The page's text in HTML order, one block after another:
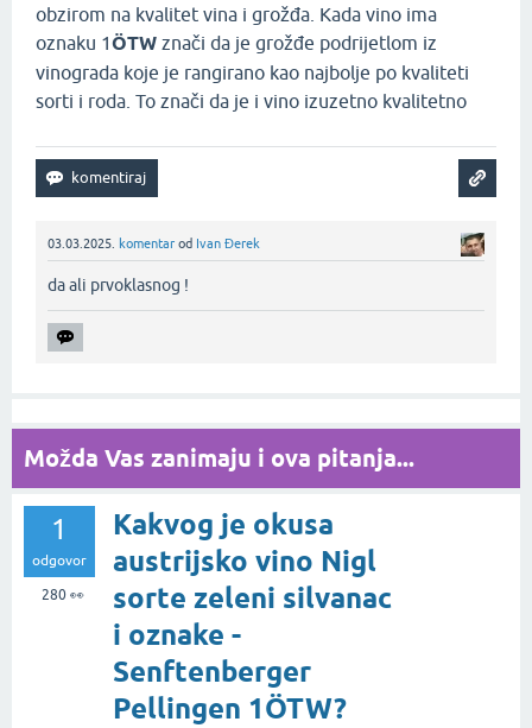
obzirom na kvalitet vina i grožđa. Kada vino ima
oznaku 1ÖTW znači da je grožđe podrijetlom iz
vinograda koje je rangirano kao najbolje po kvaliteti
sorti i roda. To znači da je i vino izuzetno kvalitetno
03.03.2025. komentar od Ivan Đerek
da ali prvoklasnog !‌
Možda Vas zanimaju i ova pitanja...
1
odgovor
280👀
Kakvog je okusa
austrijsko vino Nigl
sorte zeleni silvanac
i oznake -
Senftenberger
Pellingen 1ÖTW?